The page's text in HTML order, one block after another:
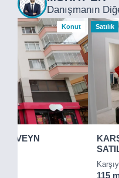
Danışmanın
Konut Satılık
115